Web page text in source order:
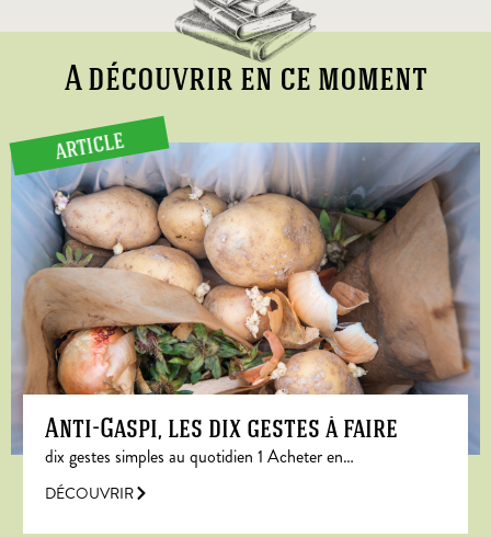
A découvrir en ce moment
ARTICLE
Anti-Gaspi, les dix gestes à faire
dix gestes simples au quotidien 1 Acheter en…
DÉCOUVRIR